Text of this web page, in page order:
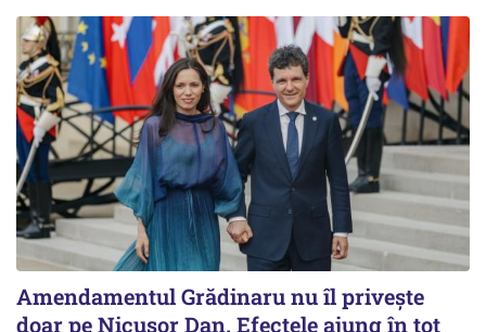
Amendamentul Grădinaru nu îl privește
doar pe Nicușor Dan. Efectele ajung în tot